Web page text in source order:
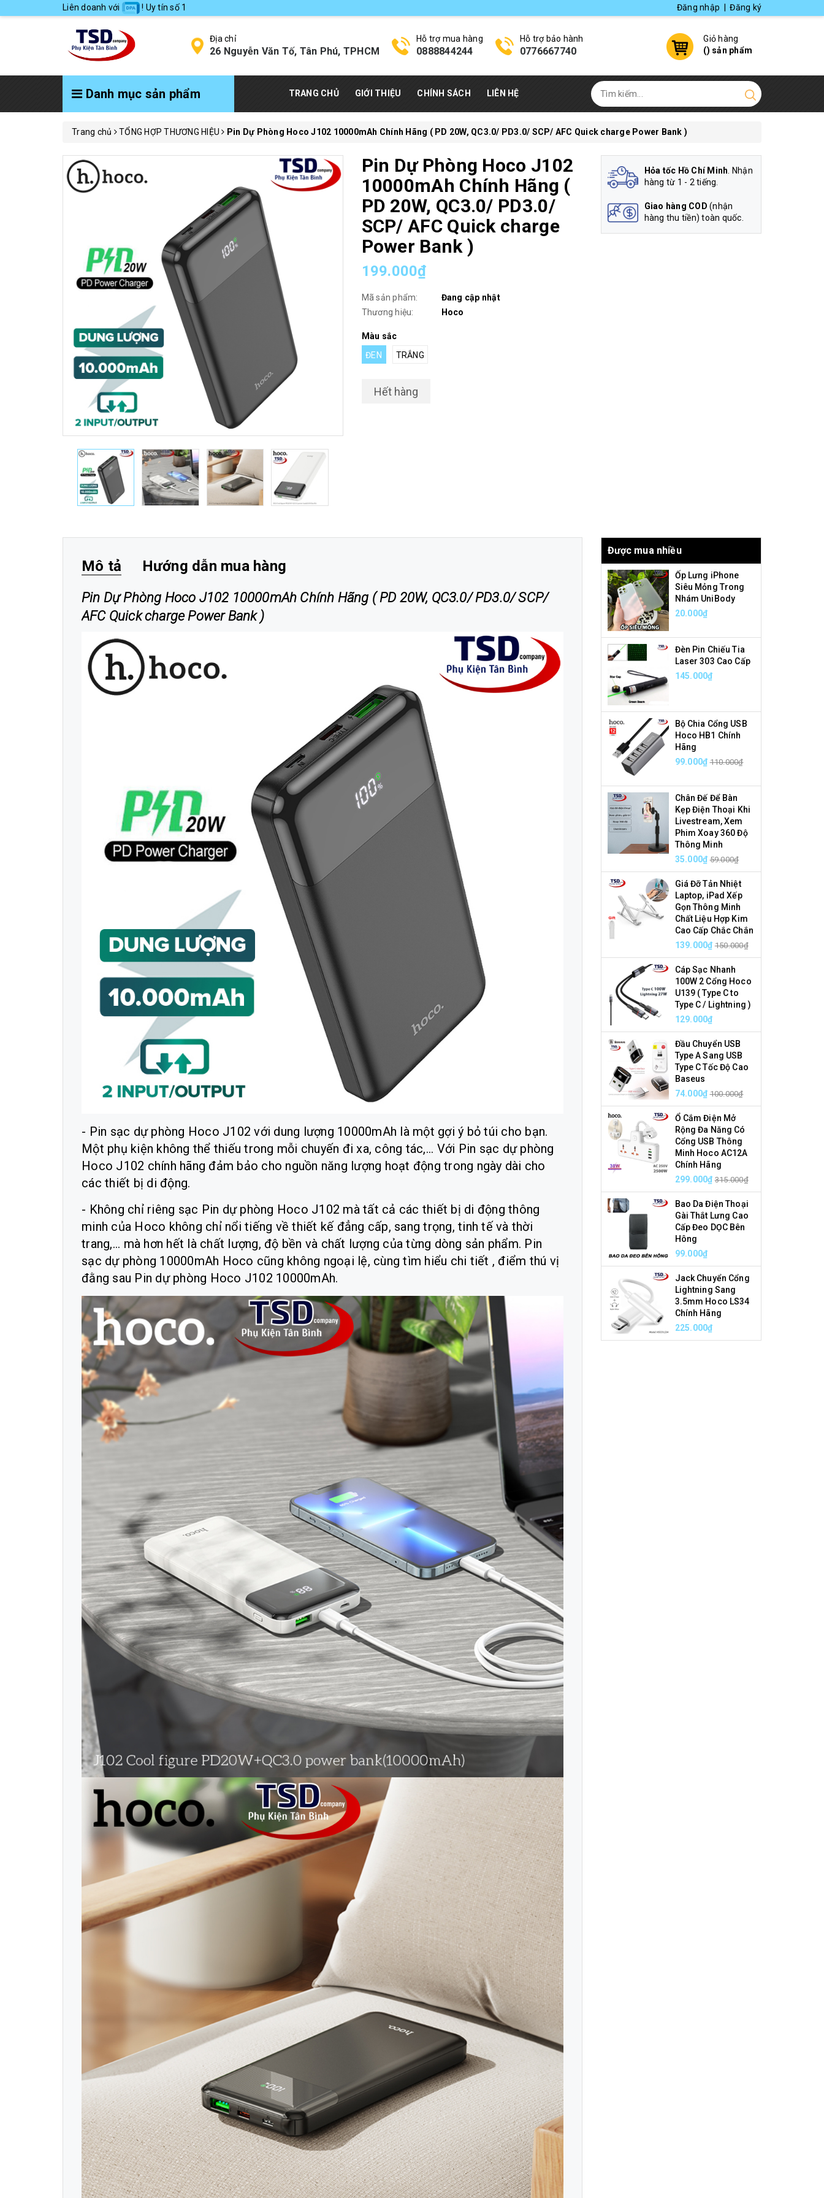
Liên doanh với ! Uy tín số 1 Đăng nhập Đăng ký
Địa chỉ
26 Nguyễn Văn Tố, Tân Phú, TPHCM
Hỗ trợ mua hàng
0888844244
Hỗ trợ bảo hành
0776667740
Giỏ hàng
() sản phẩm
Danh mục sản phẩm TRANG CHỦ GIỚI THIỆU CHÍNH SÁCH LIÊN HỆ
Trang chủ TỔNG HỢP THƯƠNG HIỆU Pin Dự Phòng Hoco J102 10000mAh Chính Hãng ( PD 20W, QC3.0/ PD3.0/ SCP/ AFC Quick charge Power Bank )
Pin Dự Phòng Hoco J102
10000mAh Chính Hãng (
PD 20W, QC3.0/ PD3.0/
SCP/ AFC Quick charge
Power Bank )
199.000₫
Mã sản phẩm:
Đang cập nhật
Thương hiệu:
Hoco
Màu sắc
ĐEN
TRẮNG
Hết hàng
Hỏa tốc Hồ Chí Minh. Nhận
hàng từ 1 - 2 tiếng.
Giao hàng COD (nhận
hàng thu tiền) toàn quốc.
Mô tả Hướng dẫn mua hàng
Pin Dự Phòng Hoco J102 10000mAh Chính Hãng ( PD 20W, QC3.0/ PD3.0/ SCP/
AFC Quick charge Power Bank )
- Pin sạc dự phòng Hoco J102 với dung lượng 10000mAh là một gợi ý bỏ túi cho bạn.
Một phụ kiện không thể thiếu trong mỗi chuyến đi xa, công tác,... Với Pin sạc dự phòng
Hoco J102 chính hãng đảm bảo cho nguồn năng lượng hoạt động trong ngày dài cho
các thiết bị di động.
- Không chỉ riêng sạc Pin dự phòng Hoco J102 mà tất cả các thiết bị di động thông
minh của Hoco không chỉ nổi tiếng về thiết kế đẳng cấp, sang trọng, tinh tế và thời
trang,... mà hơn hết là chất lượng, độ bền và chất lượng của từng dòng sản phẩm. Pin
sạc dự phòng 10000mAh Hoco cũng không ngoại lệ, cùng tìm hiểu chi tiết , điểm thú vị
đằng sau Pin dự phòng Hoco J102 10000mAh.
Được mua nhiều
Ốp Lưng iPhone
Siêu Mỏng Trong
Nhám UniBody
20.000₫
Đèn Pin Chiếu Tia
Laser 303 Cao Cấp
145.000₫
Bộ Chia Cổng USB
Hoco HB1 Chính
Hãng
99.000₫ 110.000₫
Chân Đế Để Bàn
Kẹp Điện Thoại Khi
Livestream, Xem
Phim Xoay 360 Độ
Thông Minh
35.000₫ 59.000₫
Giá Đỡ Tản Nhiệt
Laptop, iPad Xếp
Gọn Thông Minh
Chất Liệu Hợp Kim
Cao Cấp Chắc Chắn
139.000₫ 150.000₫
Cáp Sạc Nhanh
100W 2 Cổng Hoco
U139 ( Type C to
Type C / Lightning )
129.000₫
Đầu Chuyển USB
Type A Sang USB
Type C Tốc Độ Cao
Baseus
74.000₫ 100.000₫
Ổ Cắm Điện Mở
Rộng Đa Năng Có
Cổng USB Thông
Minh Hoco AC12A
Chính Hãng
299.000₫ 315.000₫
Bao Da Điện Thoại
Gài Thắt Lưng Cao
Cấp Đeo DỌC Bên
Hông
99.000₫
Jack Chuyển Cổng
Lightning Sang
3.5mm Hoco LS34
Chính Hãng
225.000₫